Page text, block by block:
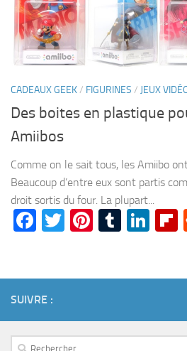
CADEAUX GEEK/ FIGURINES / JEUX
Des boites en plastique
Amiibos
Comme on le sait tous, les Amiibo
Beaucoup d’entre eux sont partis
droit sortis du four. La plupart...
Facebook
TwitterPinterest
SUIVRE :
Rechercher :